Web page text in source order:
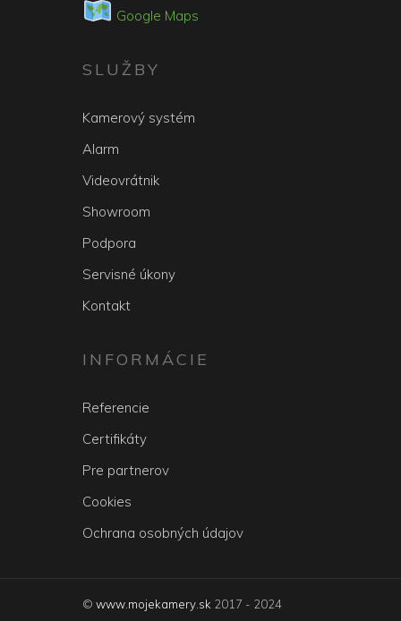
Google Maps
SLUŽBY
Kamerový systém
Alarm
Videovrátnik
Showroom
Podpora
Servisné úkony
Kontakt
INFORMÁCIE
Referencie
Certifikáty
Pre partnerov
Cookies
Ochrana osobných údajov
© www.mojekamery.sk 2017 - 2024